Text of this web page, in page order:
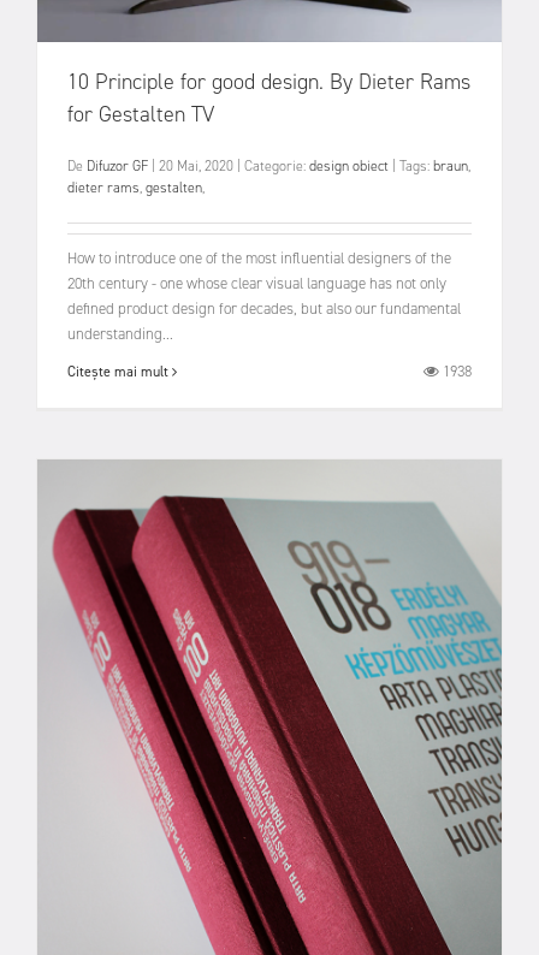
10 Principle for good design. By Dieter Rams
for Gestalten TV
De Difuzor GF 20 Mai, 2020 Categorie:design obiect Tags:braun,
dieter rams,gestalten,
How to introduce one of the most influential designers of the
20th century - one whose clear visual language has not only
defined product design for decades, but also our fundamental
understanding...
Citește mai mult 1938